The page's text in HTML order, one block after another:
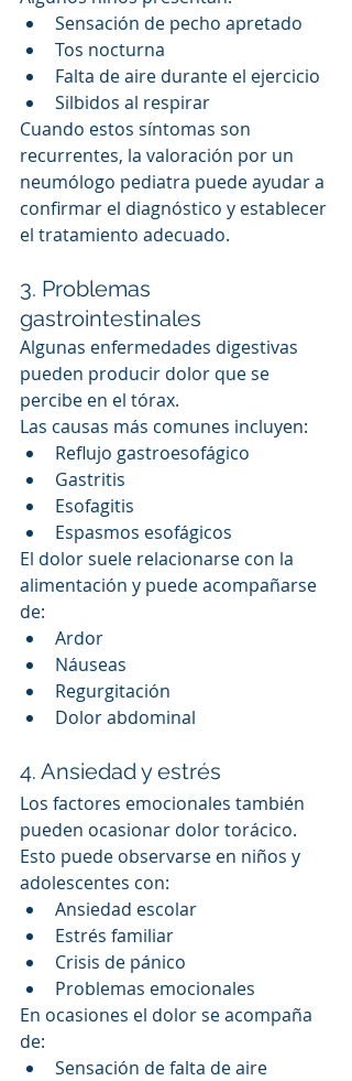
Sensación de pecho apretado
Tos nocturna
Falta de aire durante el ejercicio
Silbidos al respirar
Cuando estos síntomas son
recurrentes, la valoración por un
neumólogo pediatra puede ayudar a
confirmar el diagnóstico y establecer
el tratamiento adecuado.
3. Problemas
gastrointestinales
Algunas enfermedades digestivas
pueden producir dolor que se
percibe en el tórax.
Las causas más comunes incluyen:
Reflujo gastroesofágico
Gastritis
Esofagitis
Espasmos esofágicos
El dolor suele relacionarse con la
alimentación y puede acompañarse
de:
Ardor
Náuseas
Regurgitación
Dolor abdominal
4. Ansiedad y estrés
Los factores emocionales también
pueden ocasionar dolor torácico.
Esto puede observarse en niños y
adolescentes con:
Ansiedad escolar
Estrés familiar
Crisis de pánico
Problemas emocionales
En ocasiones el dolor se acompaña
de:
Sensación de falta de aire